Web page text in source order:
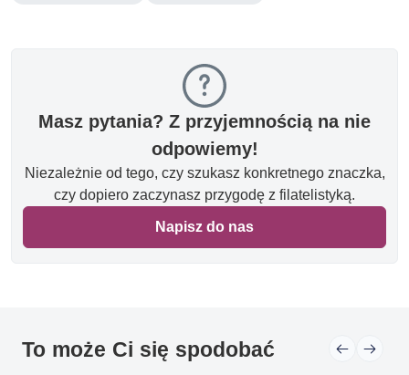
Masz pytania? Z przyjemnością na nie
odpowiemy!
Niezależnie od tego, czy szukasz konkretnego znaczka,
czy dopiero zaczynasz przygodę z filatelistyką.
Napisz do nas
To może Ci się spodobać